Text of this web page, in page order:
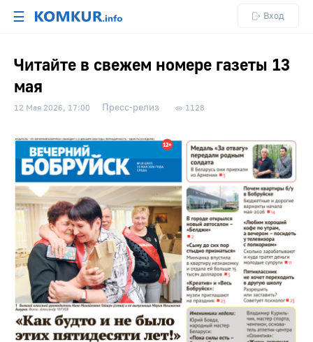
☰ Вход
Читайте в свежем номере газеты 13
мая
12 Мая 2026, 17:00 Пресс-релиз 1128